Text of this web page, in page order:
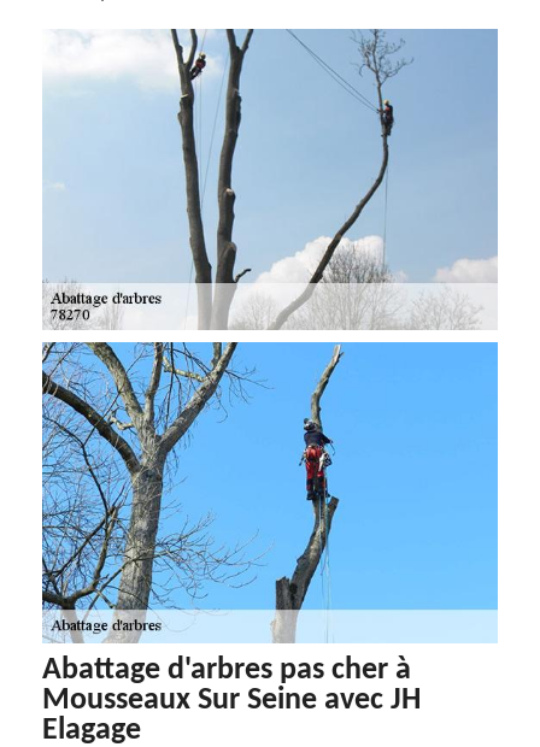
Abattage d'arbres pas cher à
Mousseaux Sur Seine avec JH
Elagage